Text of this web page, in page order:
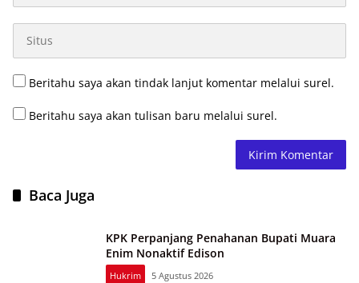
Beritahu saya akan tindak lanjut komentar melalui surel.
Beritahu saya akan tulisan baru melalui surel.
Baca Juga
KPK Perpanjang Penahanan Bupati Muara
Enim Nonaktif Edison
Hukrim 5 Agustus 2026